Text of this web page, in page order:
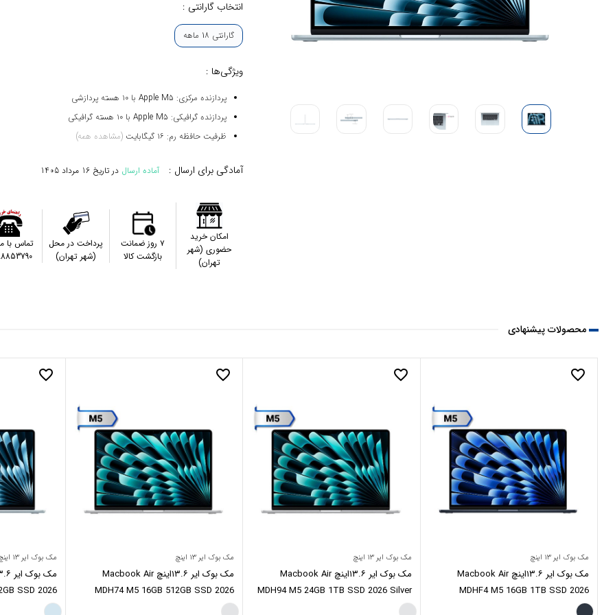
انتخاب گارانتی :
گارانتی 18 ماهه
ویژگی‌ها :
پردازنده مرکزی: Apple M5 با ۱۰ هسته پردازشی
پردازنده گرافیکی: Apple M5 با ۱۰ هسته گرافیکی
ظرفیت حافظه رم: ۱۶ گیگابایت
(مشاهده همه)
آمادگی برای ارسال : آماده ارسال در تاریخ16 مرداد 1405
امکان خرید
حضوری (شهر
تهران)
۷ روز ضمانت
بازگشت کالا
پرداخت در محل
(شهر تهران)
تماس با
محصولات پیشنهادی
favorite_border
مک بوک ایر ۱۳ اینچ
مک بوک ایر ۱۳.۶اینچ Macbook Air
MDHF4 M5 16GB 1TB SSD 2026
MidNight
favorite_border
مک بوک ایر ۱۳ اینچ
مک بوک ایر ۱۳.۶اینچ Macbook Air
MDH94 M5 24GB 1TB SSD 2026 Silver
favorite_border
مک بوک ایر ۱۳ اینچ
مک بوک ایر ۱۳.۶اینچ Macbook Air
MDH74 M5 16GB 512GB SSD 2026
Silver
favorite_border
مک بوک ایر ۱۳ اینچ
SSD 2026
SkyBlue